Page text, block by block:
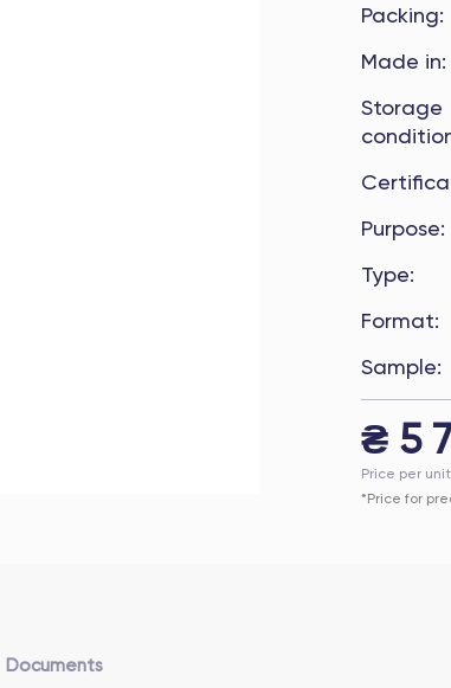
Packing:
Made in:
Storage
Purpose:
Type:
Format:
Sample:
₴ 5
Price per unit
*Price for
Documents